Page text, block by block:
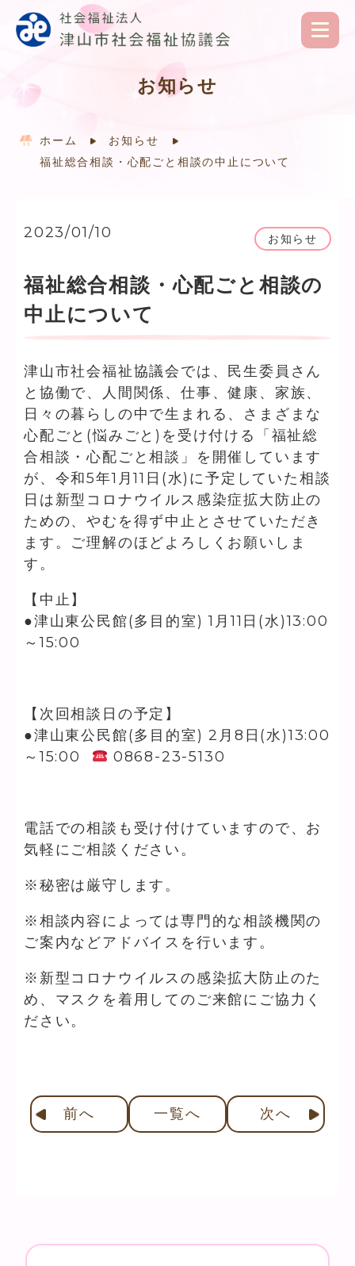
お知らせ
ホーム
お知らせ
福祉総合相談・心配ごと相談の中止について
2023/01/10 お知らせ
福祉総合相談・心配ごと相談の
中止について
津山市社会福祉協議会では、民生委員さん
と協働で、人間関係、仕事、健康、家族、
日々の暮らしの中で生まれる、さまざまな
心配ごと(悩みごと)を受け付ける「福祉総
合相談・心配ごと相談」を開催しています
が、令和5年1月11日(水)に予定していた相談
日は新型コロナウイルス感染症拡大防止の
ための、やむを得ず中止とさせていただき
ます。ご理解のほどよろしくお願いしま
す。
【中止】
●津山東公民館(多目的室) 1月11日(水)13:00
～15:00
【次回相談日の予定】
●津山東公民館(多目的室) 2月8日(水)13:00
～15:00
0868-23-5130
電話での相談も受け付けていますので、お
気軽にご相談ください。
※秘密は厳守します。
※相談内容によっては専門的な相談機関の
ご案内などアドバイスを行います。
※新型コロナウイルスの感染拡大防止のた
め、マスクを着用してのご来館にご協力く
ださい。
前へ 一覧へ 次へ